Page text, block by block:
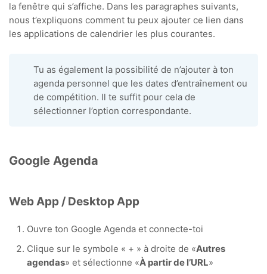
la fenêtre qui s’affiche. Dans les paragraphes suivants,
nous t’expliquons comment tu peux ajouter ce lien dans
les applications de calendrier les plus courantes.
Tu as également la possibilité de n’ajouter à ton
agenda personnel que les dates d’entraînement ou
de compétition. Il te suffit pour cela de
sélectionner l’option correspondante.
Google Agenda
Web App / Desktop App
Ouvre ton Google Agenda et connecte-toi
Clique sur le symbole « + » à droite de «Autres
agendas» et sélectionne «À partir de l’URL»